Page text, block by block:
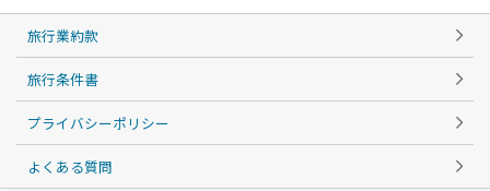
旅行業約款
旅行条件書
プライバシーポリシー
よくある質問